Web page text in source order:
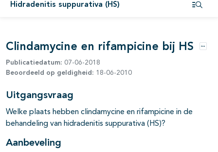
Hidradenitis suppurativa (HS)
open- en dichtklappen
Clindamycine en rifampicine bij HS
Publicatiedatum: 07-06-2018
Beoordeeld op geldigheid: 18-06-2010
Uitgangsvraag
Welke plaats hebben clindamycine en rifampicine in de
behandeling van hidradenitis suppurativa (HS)?
Aanbeveling